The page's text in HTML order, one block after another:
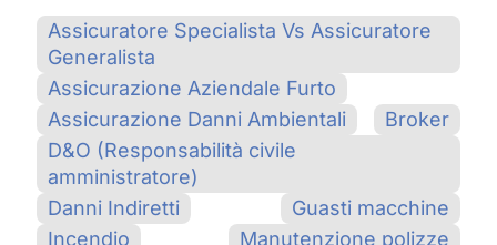
Assicuratore Specialista Vs Assicuratore
Generalista
Assicurazione Aziendale Furto
Assicurazione Danni Ambientali
Broker
D&O (Responsabilità civile
amministratore)
Danni Indiretti
Guasti macchine
Incendio
Manutenzione polizze